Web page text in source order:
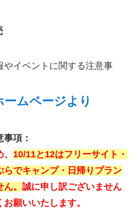
イベントに関する注意事
ムページより
項：
10/11と12はフリーサイト・
らでキャンプ・日帰りプラン
。 誠に申し訳ございません
願いいたします。